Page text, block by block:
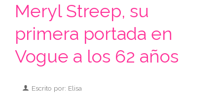
Meryl Streep, su
primera portada en
Vogue a los 62 años
Escrito por: Elisa